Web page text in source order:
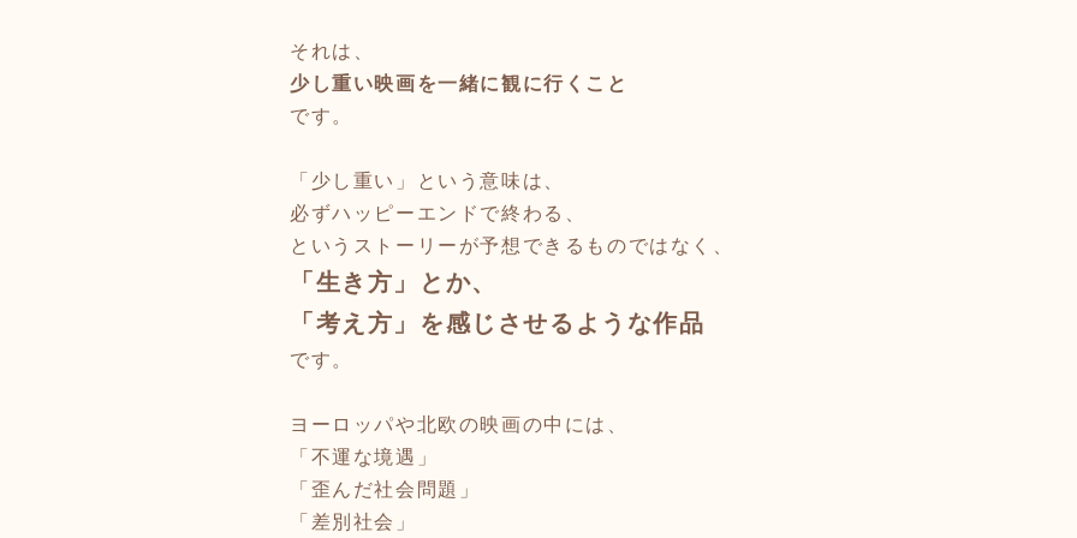
それは、
少し重い映画を一緒に観に行くこと
です。
「少し重い」という意味は、
必ずハッピーエンドで終わる、
というストーリーが予想できるものではなく、
「生き方」とか、
「考え方」を感じさせるような作品
です。
ヨーロッパや北欧の映画の中には、
「不運な境遇」
「歪んだ社会問題」
「差別社会」